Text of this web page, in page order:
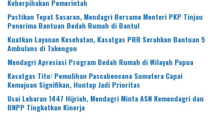
Keberpihakan Pemerintah
Pastikan Tepat Sasaran, Mendagri Bersama Menteri PKP Tinjau
Penerima Bantuan Bedah Rumah di Bantul
Kuatkan Layanan Kesehatan, Kasatgas PRR Serahkan Bantuan 5
Ambulans di Takengon
Mendagri Apresiasi Program Bedah Rumah di Wilayah Papua
Kasatgas Tito: Pemulihan Pascabencana Sumatera Capai
Kemajuan Signifikan, Huntap Jadi Prioritas
Usai Lebaran 1447 Hijriah, Mendagri Minta ASN Kemendagri dan
BNPP Tingkatkan Kinerja